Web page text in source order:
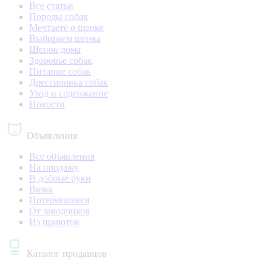
Все статьи
Породы собак
Мечтаете о щенке
Выбираем щенка
Щенок дома
Здоровье собак
Питание собак
Дрессировка собак
Уход и содержание
Новости
Объявления
Все объявления
На продажу
В добрые руки
Вязка
Потерявшиеся
От заводчиков
Из приютов
Каталог продавцов